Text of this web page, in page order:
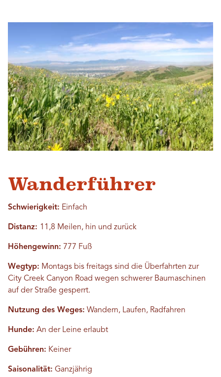
Wanderführer
Schwierigkeit: Einfach
Distanz: 11,8 Meilen, hin und zurück
Höhengewinn: 777 Fuß
Wegtyp: Montags bis freitags sind die Überfahrten zur
City Creek Canyon Road wegen schwerer Baumaschinen
auf der Straße gesperrt.
Nutzung des Weges: Wandern, Laufen, Radfahren
Hunde: An der Leine erlaubt
Gebühren: Keiner
Saisonalität: Ganzjährig